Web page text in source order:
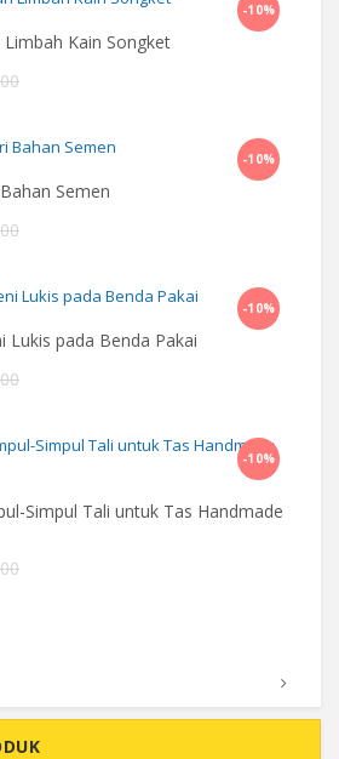
-10%
Kain Songket
Beli Sekarang
-10%
Semen
-10%
Lukis pada Benda Pakai
Beli Sekarang
-10%
Simpul Tali untuk Tas Handmade
Beli Sekarang